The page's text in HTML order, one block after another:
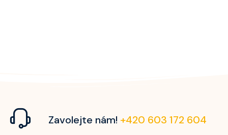
Zavolejte nám! +420 603 172 604